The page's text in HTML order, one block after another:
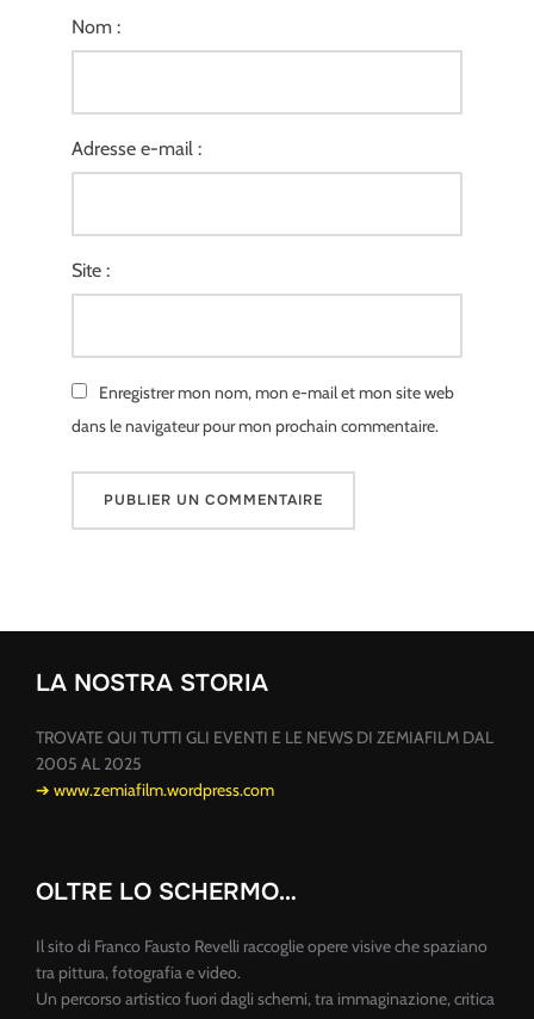
Nom :
Adresse e-mail :
Site :
Enregistrer mon nom, mon e-mail et mon site web
dans le navigateur pour mon prochain commentaire.
LA NOSTRA STORIA
TROVATE QUI TUTTI GLI EVENTI E LE NEWS DI ZEMIAFILM DAL
2005 AL 2025
➔ www.zemiafilm.wordpress.com
OLTRE LO SCHERMO…
Il sito di Franco Fausto Revelli raccoglie opere visive che spaziano
tra pittura, fotografia e video.
Un percorso artistico fuori dagli schemi, tra immaginazione, critica